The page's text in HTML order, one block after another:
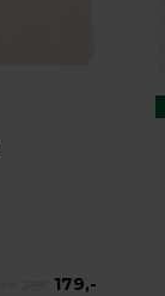
179,-